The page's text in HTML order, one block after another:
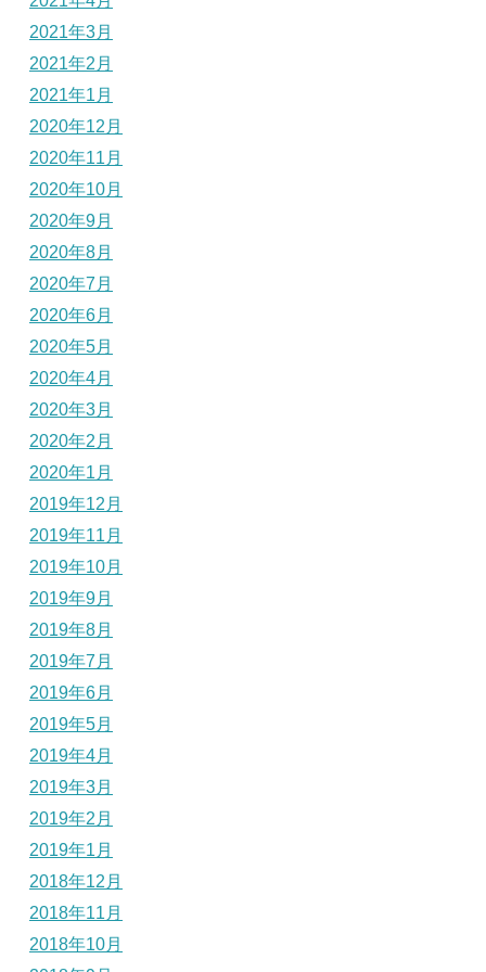
2021年3月
2021年2月
2021年1月
2020年12月
2020年11月
2020年10月
2020年9月
2020年8月
2020年7月
2020年6月
2020年5月
2020年4月
2020年3月
2020年2月
2020年1月
2019年12月
2019年11月
2019年10月
2019年9月
2019年8月
2019年7月
2019年6月
2019年5月
2019年4月
2019年3月
2019年2月
2019年1月
2018年12月
2018年11月
2018年10月